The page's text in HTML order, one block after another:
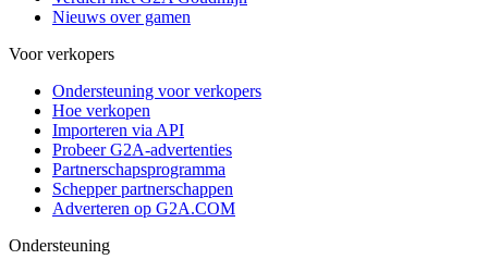
Nieuws over gamen
Voor verkopers
Ondersteuning voor verkopers
Hoe verkopen
Importeren via API
Probeer G2A-advertenties
Partnerschapsprogramma
Schepper partnerschappen
Adverteren op G2A.COM
Ondersteuning